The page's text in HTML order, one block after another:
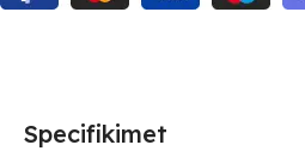
Specifikimet